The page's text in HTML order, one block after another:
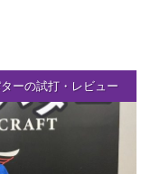
ーの試打・レビュー